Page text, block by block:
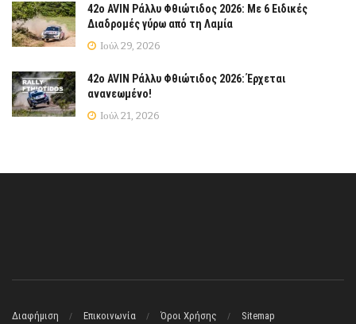
42ο AVIN Ράλλυ Φθιώτιδος 2026: Με 6 Ειδικές
Διαδρομές γύρω από τη Λαμία
Ιούλ 29, 2026
42ο AVIN Ράλλυ Φθιώτιδος 2026: Έρχεται
ανανεωμένο!
Ιούλ 21, 2026
Διαφήμιση Επικοινωνία Όροι Χρήσης Sitemap